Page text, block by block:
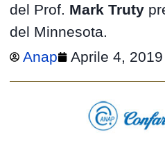
del Prof. Mark Truty
del Minnesota.
Anap
Aprile 4, 2019